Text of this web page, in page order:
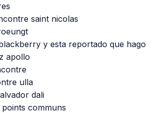
saint nicolas
y esta reportado que hago
apollo
ulla
dali
communs